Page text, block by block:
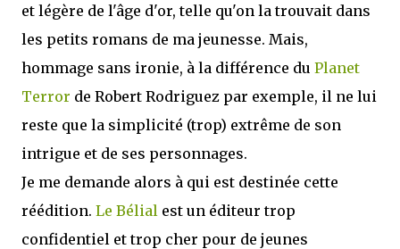
et légère de l'âge d'or, telle qu'on la trouvait dans
les petits romans de ma jeunesse. Mais,
hommage sans ironie, à la différence du Planet
Terror de Robert Rodriguez par exemple, il ne lui
reste que la simplicité (trop) extrême de son
intrigue et de ses personnages.
Je me demande alors à qui est destinée cette
réédition. Le Bélial est un éditeur trop
confidentiel et trop cher pour de jeunes